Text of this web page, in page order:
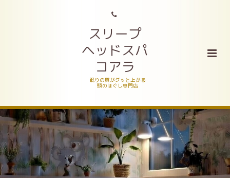
スリープ
ヘッドスパ
コアラ
眠りの質がグッと上がる
頭のほぐし専門店